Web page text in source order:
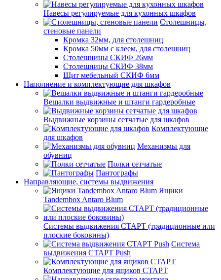
Навесы регулируемые для кухонных шкафов
Столешницы,
стеновые панели
Кромка 32мм, для столешниц
Кромка 50мм с клеем, для столешниц
Столешницы СКИФ 26мм
Столешницы СКИФ 38мм
Щит мебельный СКИФ 6мм
Наполнение и комплектующие для шкафов
Вешалки выдвижные и штанги гардеробные
Выдвижные корзины сетчатые для шкафов
Комплектующие
для шкафов
Механизмы для
обувниц
Полки сетчатые
Пантографы
Направляющие, системы выдвижения
Ящики
Tandembox Antaro Blum
Системы выдвижения СТАРТ (традиционные или
плоские боковины)
Система
выдвижения СТАРТ Push
Комплектующие для ящиков СТАРТ